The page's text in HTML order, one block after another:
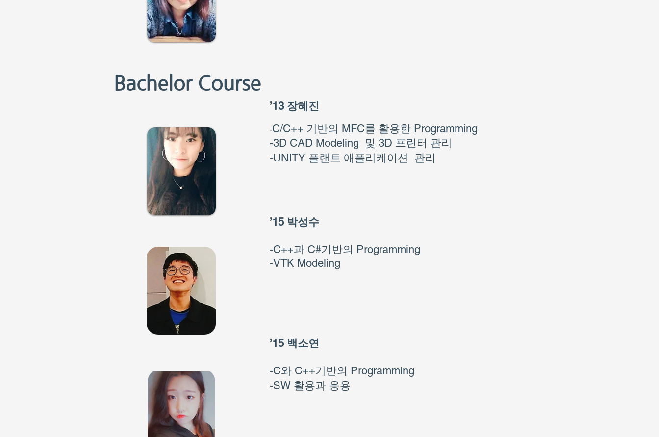
Bachelor Course
’13 장혜진
-C/C++ 기반의 MFC를 활용한 Programming
-3D CAD Modeling 및 3D 프린터 관리
-UNITY 플랜트 애플리케이션 관리
’15 박성수
-C++과 C#기반의 Programming
-VTK Modeling
’15 백소연
-C와 C++기반의 Programming
-SW 활용과 응용